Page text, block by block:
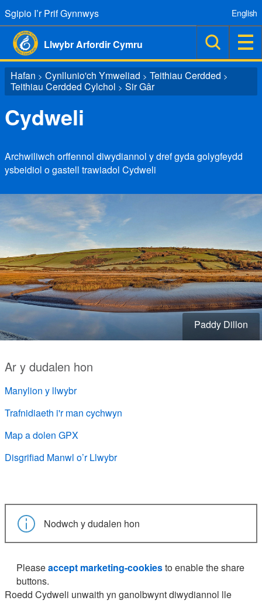
Sgipio I’r Prif Gynnwys
Llwybr Arfordir Cymru
English
Hafan > Cynllunio'ch Ymweliad > Teithiau Cerdded >
Teithiau Cerdded Cylchol > Sir Gâr
Cydweli
Archwiliwch orffennol diwydiannol y dref gyda golygfeydd
ysbeidiol o gastell trawiadol Cydweli
Paddy Dillon
Ar y dudalen hon
Manylion y llwybr
Trafnidiaeth i'r man cychwyn
Map a dolen GPX
Disgrifiad Manwl o’r Llwybr
Nodwch y dudalen hon
Pleaseaccept marketing-cookiesto enable the share
buttons.
Roedd Cydweli unwaith yn ganolbwynt diwydiannol lle